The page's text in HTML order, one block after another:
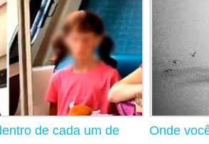
de cada um de
Onde